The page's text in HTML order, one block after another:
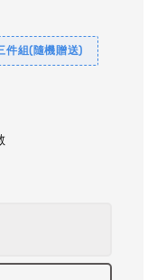
件組(隨機贈送)